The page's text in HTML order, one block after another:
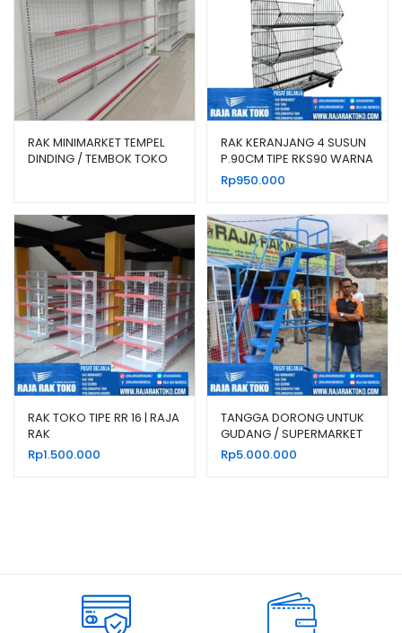
RAK MINIMARKET TEMPEL
DINDING / TEMBOK TOKO
RAK KERANJANG 4 SUSUN
P.90CM TIPE RKS90 WARNA
HITAM & PUTIH
Rp950.000
RAK TOKO TIPE RR 16 | RAJA
RAK
Rp1.500.000
TANGGA DORONG UNTUK
GUDANG / SUPERMARKET
TIPE TD-AZ
Rp5.000.000